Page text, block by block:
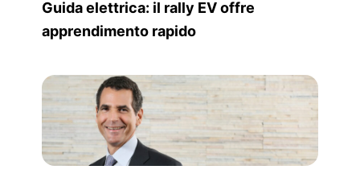
Guida elettrica: il rally EV offre
apprendimento rapido